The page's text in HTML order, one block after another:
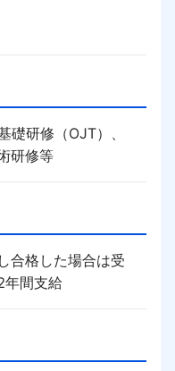
礎研修（OJT）、
研修等
合格した場合は受
年間支給